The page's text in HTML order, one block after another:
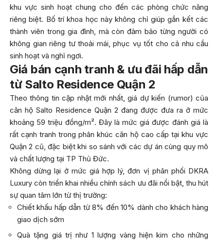
khu vực sinh hoạt chung cho đến các phòng chức năng
riêng biệt. Bố trí khoa học này không chỉ giúp gắn kết các
thành viên trong gia đình, mà còn đảm bảo từng người có
không gian riêng tư thoải mái, phục vụ tốt cho cả nhu cầu
sinh hoạt và nghỉ ngơi.
Giá bán cạnh tranh & ưu đãi hấp dẫn
từ Salto Residence Quận 2
Theo thông tin cập nhật mới nhất, giá dự kiến (rumor) của
căn hộ Salto Residence Quận 2 đang được đưa ra ở mức
khoảng 59 triệu đồng/m². Đây là mức giá được đánh giá là
rất cạnh tranh trong phân khúc căn hộ cao cấp tại khu vực
Quận 2 cũ, đặc biệt khi so sánh với các dự án cùng quy mô
và chất lượng tại TP Thủ Đức.
Không dừng lại ở mức giá hợp lý, đơn vị phân phối DKRA
Luxury còn triển khai nhiều chính sách ưu đãi nổi bật, thu hút
sự quan tâm lớn từ thị trường:
Chiết khấu hấp dẫn từ 8% đến 10% dành cho khách hàng
giao dịch sớm
Quà tặng giá trị như 1 lượng vàng hiện kim cho những